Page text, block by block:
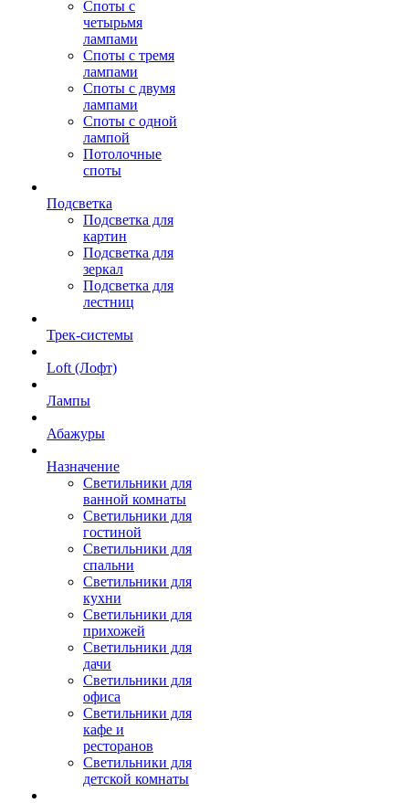
Споты с
четырьмя
лампами
Споты с тремя
лампами
Споты с двумя
лампами
Споты с одной
лампой
Потолочные
споты
Подсветка
Подсветка для
картин
Подсветка для
зеркал
Подсветка для
лестниц
Трек-системы
Loft (Лофт)
Лампы
Абажуры
Назначение
Светильники для
ванной комнаты
Светильники для
гостиной
Светильники для
спальни
Светильники для
кухни
Светильники для
прихожей
Светильники для
дачи
Светильники для
офиса
Светильники для
кафе и
ресторанов
Светильники для
детской комнаты